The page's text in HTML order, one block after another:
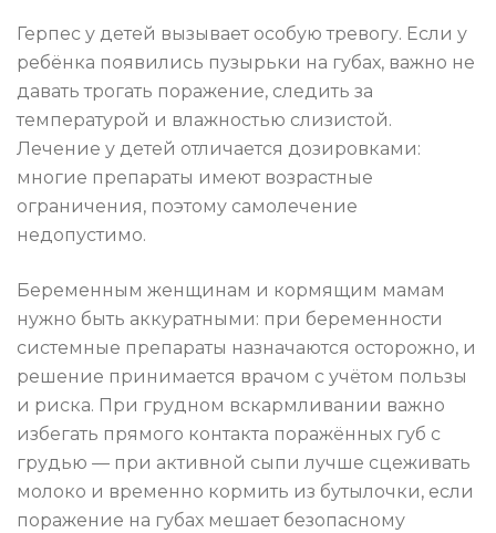
Герпес у детей вызывает особую тревогу. Если у
ребёнка появились пузырьки на губах, важно не
давать трогать поражение, следить за
температурой и влажностью слизистой.
Лечение у детей отличается дозировками:
многие препараты имеют возрастные
ограничения, поэтому самолечение
недопустимо.
Беременным женщинам и кормящим мамам
нужно быть аккуратными: при беременности
системные препараты назначаются осторожно, и
решение принимается врачом с учётом пользы
и риска. При грудном вскармливании важно
избегать прямого контакта поражённых губ с
грудью — при активной сыпи лучше сцеживать
молоко и временно кормить из бутылочки, если
поражение на губах мешает безопасному